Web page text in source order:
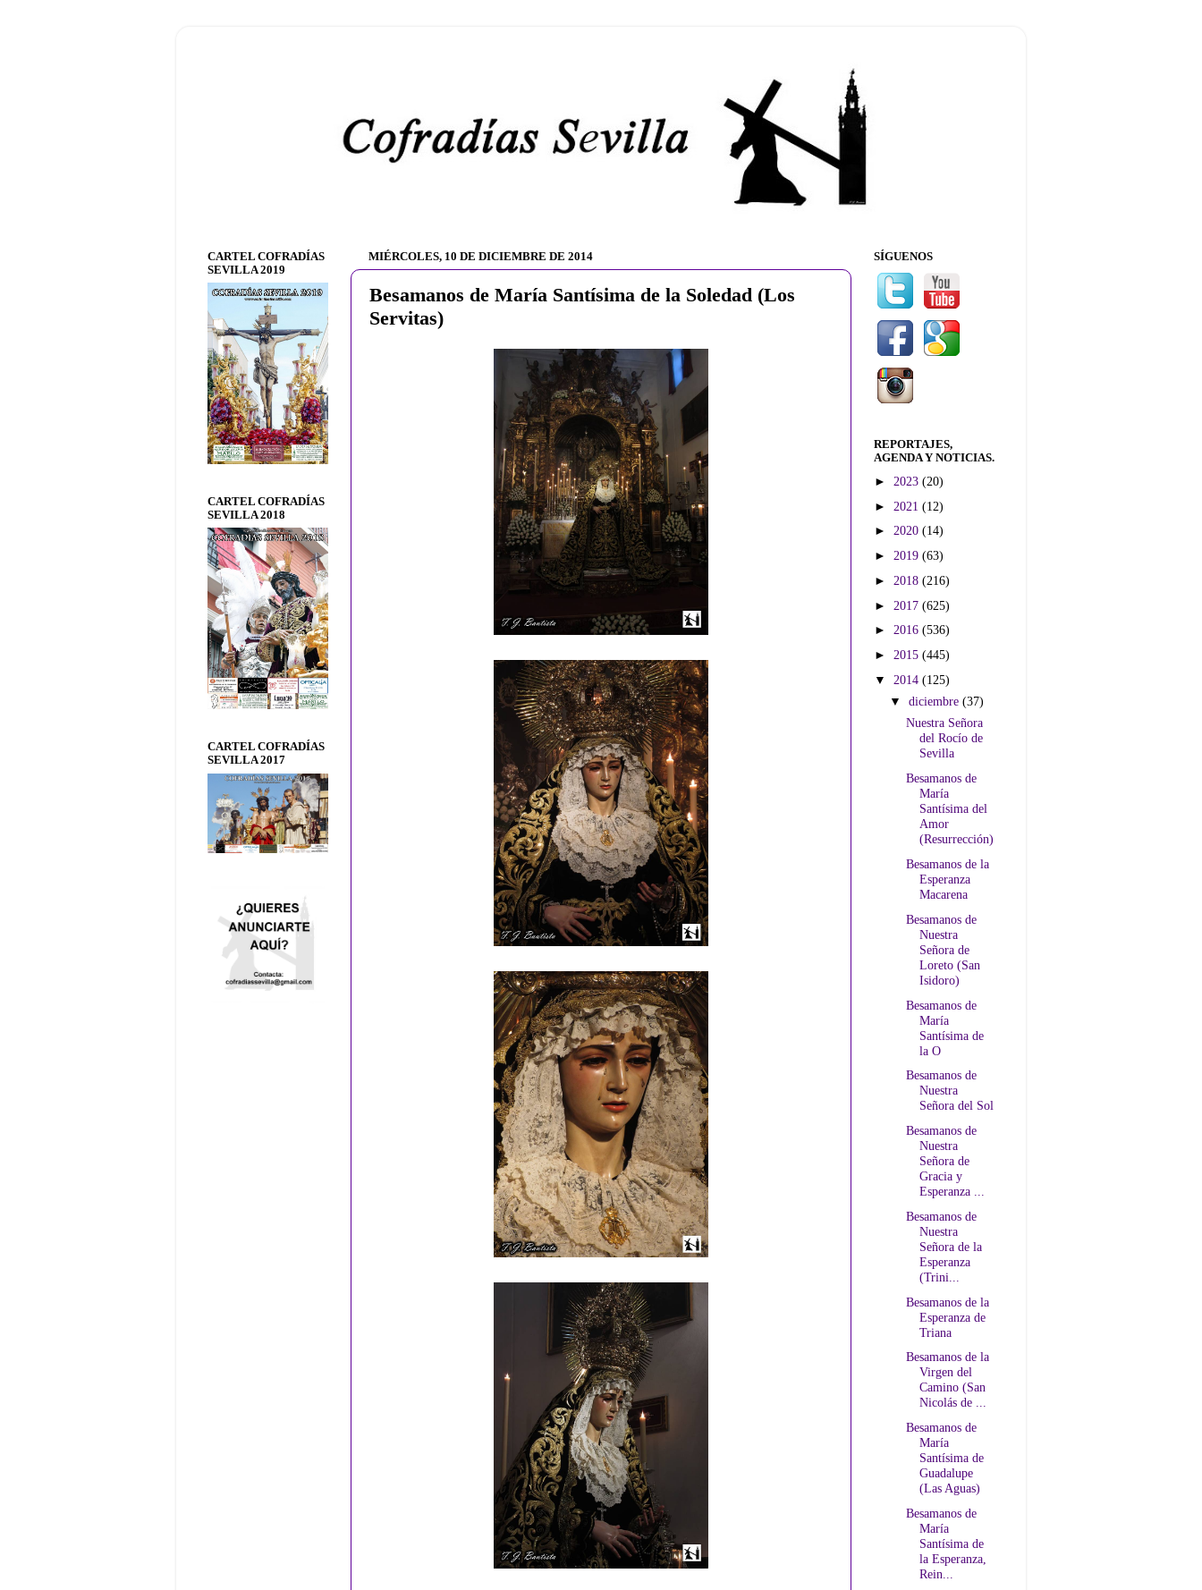
MIÉRCOLES, 10 DE DICIEMBRE DE 2014
Besamanos de María Santísima de la Soledad (Los
Servitas)
CARTEL COFRADÍAS
SEVILLA 2019
CARTEL COFRADÍAS
SEVILLA 2018
CARTEL COFRADÍAS
SEVILLA 2017
SÍGUENOS
REPORTAJES,
AGENDA Y NOTICIAS.
► 2023 (20)
► 2021 (12)
► 2020 (14)
► 2019 (63)
► 2018 (216)
► 2017 (625)
► 2016 (536)
► 2015 (445)
▼ 2014 (125)
▼diciembre(37)
Nuestra Señora
del Rocío de
Sevilla
Besamanos de
María
Santísima del
Amor
(Resurrección)
Besamanos de la
Esperanza
Macarena
Besamanos de
Nuestra
Señora de
Loreto (San
Isidoro)
Besamanos de
María
Santísima de
la O
Besamanos de
Nuestra
Señora del Sol
Besamanos de
Nuestra
Señora de
Gracia y
Esperanza ...
Besamanos de
Nuestra
Señora de la
Esperanza
(Trini...
Besamanos de la
Esperanza de
Triana
Besamanos de la
Virgen del
Camino (San
Nicolás de ...
Besamanos de
María
Santísima de
Guadalupe
(Las Aguas)
Besamanos de
María
Santísima de
la Esperanza,
Rein...